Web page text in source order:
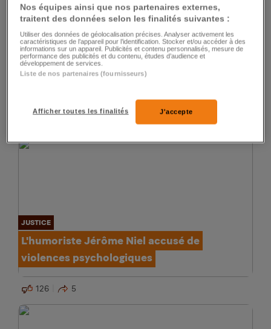
FRANCE
Renaud se reconstruit et reprend sa vie en
JUSTICE
L'humoriste Jérôme Niel accusé de
violences psychologiques
126 5
Nos équipes ainsi que nos partenaires externes,
traitent des données selon les finalités suivantes :
Utiliser des données de géolocalisation précises. Analyser activement les
caractéristiques de l’appareil pour l’identification. Stocker et/ou accéder à des
informations sur un appareil. Publicités et contenu personnalisés, mesure de
performance des publicités et du contenu, études d’audience et
développement de services.
Liste de nos partenaires (fournisseurs)
Afficher toutes les finalités J'accepte